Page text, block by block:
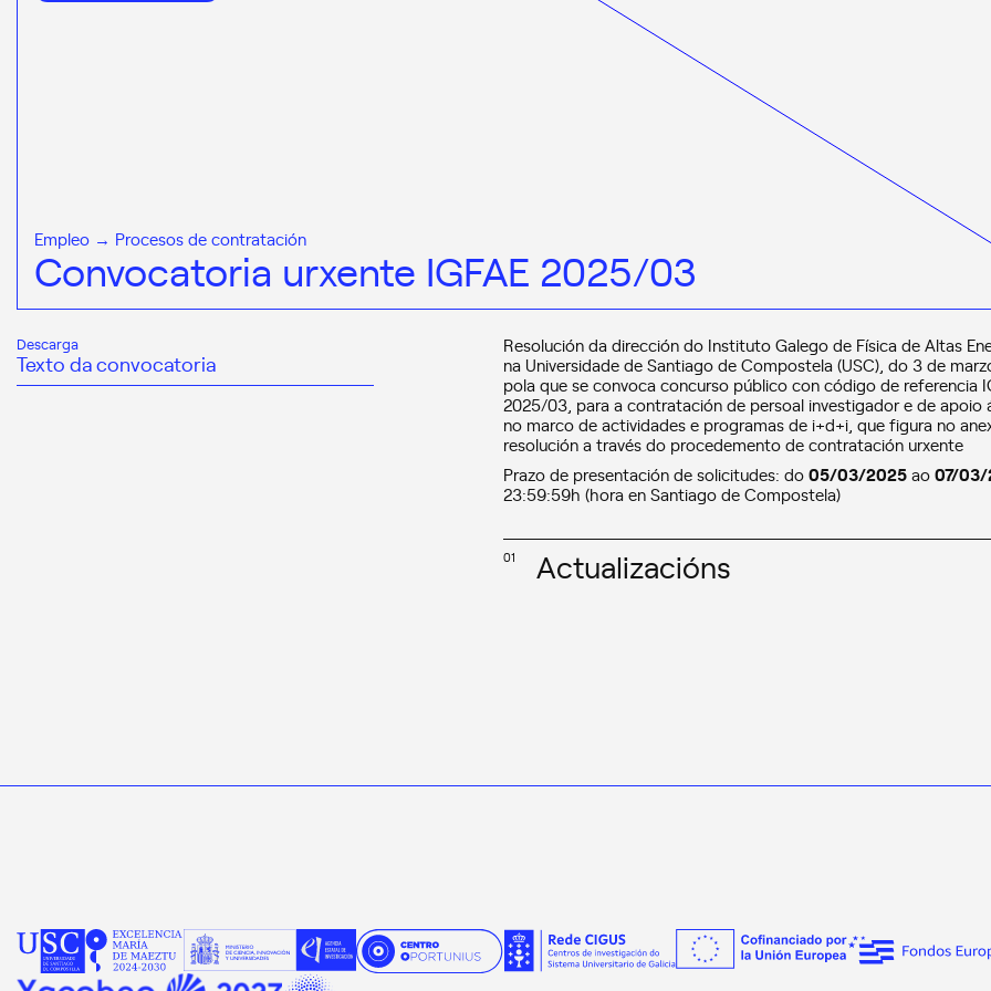
Empleo → Procesos de contratación
Convocatoria urxente IGFAE 2025/03
Descarga
Texto da convocatoria
Resolución da dirección do Instituto Galego de Física de Altas
na Universidade de Santiago de Compostela (USC), do 3 de
pola que se convoca concurso público con código de referencia
2025/03, para a contratación de persoal investigador e de apoio
no marco de actividades e programas de i+d+i, que figura no
resolución a través do procedemento de contratación urxente
Prazo de presentación de solicitudes: do05/03/2025ao07/
23:59:59h (hora en Santiago de Compostela)
01 Actualizacións